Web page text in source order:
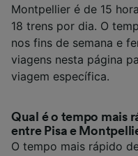
Montpellier é de 15
18 trens por dia. O
nos fins de semana e
viagens nesta página
viagem específica.
Qual é o tempo mais
entre Pisa e
O tempo mais rápido